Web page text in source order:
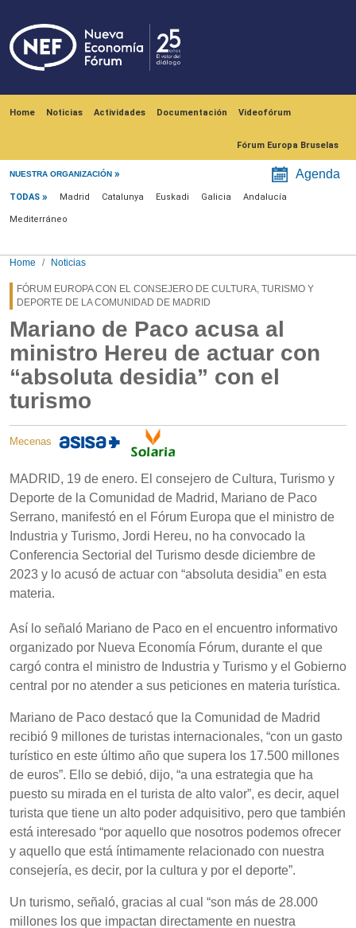
Home Noticias Actividades Documentación Videofórum
Fórum Europa Bruselas
NUESTRA ORGANIZACIÓN Agenda
Menú noticias
TODAS Madrid Catalunya Euskadi Galicia Andalucía
Mediterráneo
Home Noticias
FÓRUM EUROPA CON EL CONSEJERO DE CULTURA, TURISMO Y
DEPORTE DE LA COMUNIDAD DE MADRID
Mariano de Paco acusa al
ministro Hereu de actuar con
“absoluta desidia” con el
turismo
Mecenas
MADRID, 19 de enero. El consejero de Cultura, Turismo y
Deporte de la Comunidad de Madrid, Mariano de Paco
Serrano, manifestó en el Fórum Europa que el ministro de
Industria y Turismo, Jordi Hereu, no ha convocado la
Conferencia Sectorial del Turismo desde diciembre de
2023 y lo acusó de actuar con “absoluta desidia” en esta
materia.
Así lo señaló Mariano de Paco en el encuentro informativo
organizado por Nueva Economía Fórum, durante el que
cargó contra el ministro de Industria y Turismo y el Gobierno
central por no atender a sus peticiones en materia turística.
Mariano de Paco destacó que la Comunidad de Madrid
recibió 9 millones de turistas internacionales, “con un gasto
turístico en este último año que supera los 17.500 millones
de euros”. Ello se debió, dijo, “a una estrategia que ha
puesto su mirada en el turista de alto valor”, es decir, aquel
turista que tiene un alto poder adquisitivo, pero que también
está interesado “por aquello que nosotros podemos ofrecer
y aquello que está íntimamente relacionado con nuestra
consejería, es decir, por la cultura y por el deporte”.
Un turismo, señaló, gracias al cual “son más de 28.000
millones los que impactan directamente en nuestra